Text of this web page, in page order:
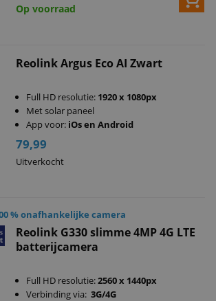
Op voorraad
Reolink Argus Eco AI Zwart
Full HD resolutie: 1920 x 1080px
Met solar paneel
App voor:iOs en Android
79,99
Uitverkocht
% onafhankelijke camera
Reolink G330 slimme 4MP 4G LTE
batterijcamera
Full HD resolutie:2560 x 1440px
Verbinding via: 3G/4G